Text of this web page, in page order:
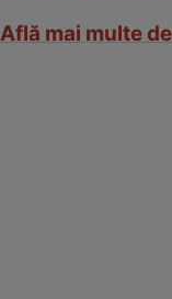
Află mai multe